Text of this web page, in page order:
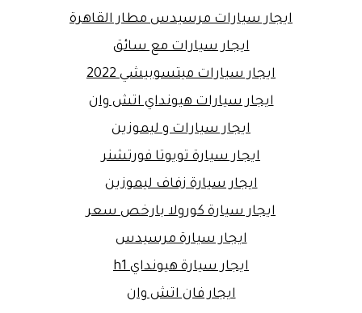
ايجار سيارات مرسيدس مطار القاهرة
ايجار سيارات مع سائق
ايجار سيارات ميتسوبيشي 2022
ايجار سيارات هيونداي اتش وان
ايجار سيارات و ليموزين
ايجار سيارة تويوتا فورتشنر
ايجار سيارة زفاف ليموزين
ايجار سيارة كورولا بارخص سعر
ايجار سيارة مرسيدس
ايجار سيارة هيونداي h1
ايجار فان اتش وان